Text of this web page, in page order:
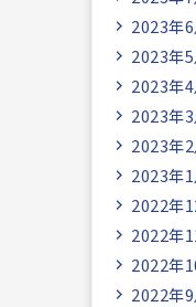
2023年6
2023年5
2023年4
2023年3
2023年2
2023年1
2022年
2022年
2022年
2022年9